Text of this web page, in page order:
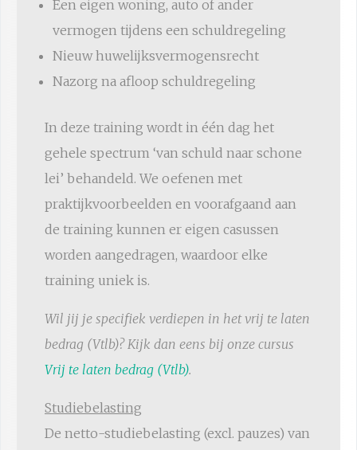
Een eigen woning, auto of ander
vermogen tijdens een schuldregeling
Nieuw huwelijksvermogensrecht
Nazorg na afloop schuldregeling
In deze training wordt in één dag het
gehele spectrum ‘van schuld naar schone
lei’ behandeld. We oefenen met
praktijkvoorbeelden en voorafgaand aan
de training kunnen er eigen casussen
worden aangedragen, waardoor elke
training uniek is.
Wil jij je specifiek verdiepen in het vrij te laten
bedrag (Vtlb)? Kijk dan eens bij onze cursus
Vrij te laten bedrag (Vtlb).
Studiebelasting
De netto-studiebelasting (excl. pauzes) van